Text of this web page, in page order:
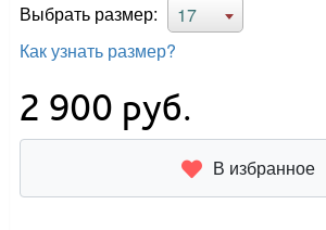
Выбрать размер:
17
Как узнать размер?
2 900 руб.
В избранное